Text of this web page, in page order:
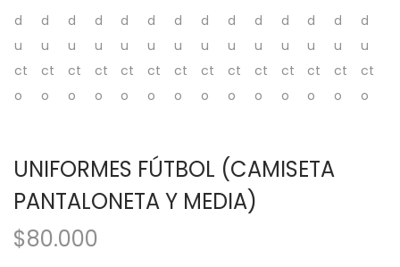
UNIFORMES FÚTBOL (CAMISETA
PANTALONETA Y MEDIA)
$80.000